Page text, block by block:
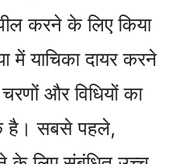
करने के लिए किया
में याचिका दायर करने
और विधियों का
है। सबसे पहले,